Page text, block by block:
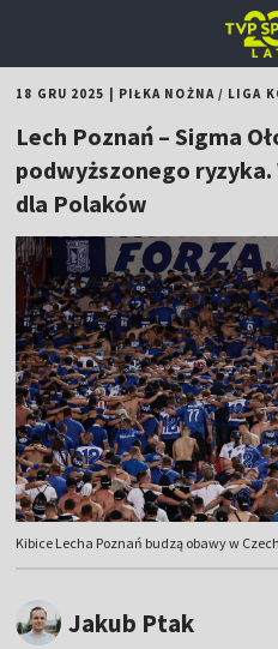
18 GRU 2025 PIŁKA NOŻNA/ LIGA
Lech Poznań – Sigma
podwyższonego
dla Polaków
Kibice Lecha Poznań budzą obawy w
Jakub Ptak